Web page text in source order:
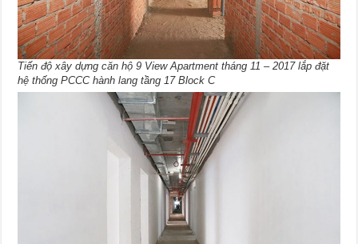
Tiến độ xây dựng căn hộ 9 View Apartment tháng 11 – 2017 lắp đặt
hệ thống PCCC hành lang tầng 17 Block C